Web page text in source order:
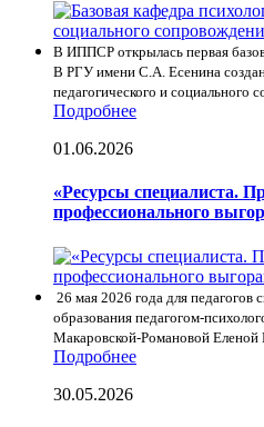
В ИППСР открылась первая
В РГУ имени С.А. Есенина
педагогического и социального
Подробнее
01.06.2026
«Ресурсы специалиста.
профессионального
26 мая 2026 года для педагогов
образования педагогом-
Макаровской-Романовой Еленой
Подробнее
30.05.2026